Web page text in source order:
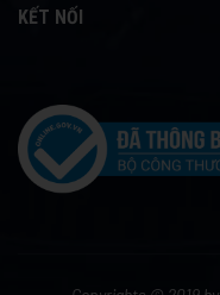
KẾT NỐI